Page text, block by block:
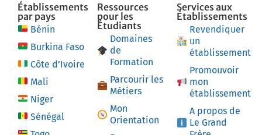
Établissements
par pays
Bénin
Burkina Faso
Côte d’Ivoire
Mali
Niger
Sénégal
Ressources
pour les
Étudiants
Domaines
de
Formation
Parcourir les
Métiers
Mon
Orientation
Services aux
Établissements
Revendiquer
un
établissement
Promouvoir
mon
établissement
A propos de
Le Grand